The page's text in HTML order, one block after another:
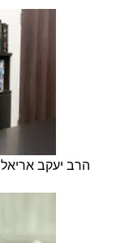
הרב יעקב אריאל